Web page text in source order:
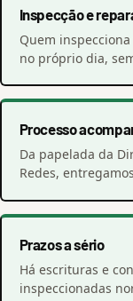
Inspecção e
Quem
no próprio dia,
Processo
Da papelada da
Redes,
Prazos a sério
Há escrituras e
inspeccionadas